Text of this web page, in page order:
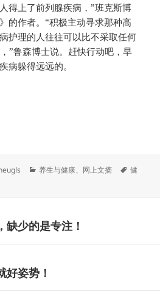
得上了前列腺疾病，”班克斯博
的作者。“积极主动寻求那种高
护理的人往往可以比不采取任何
”鲁森博士说。赶快行动吧，早
病躲得远远的。
分
养生与健康、 网上文摘
标
健
缺少的是专注！
好姿势！